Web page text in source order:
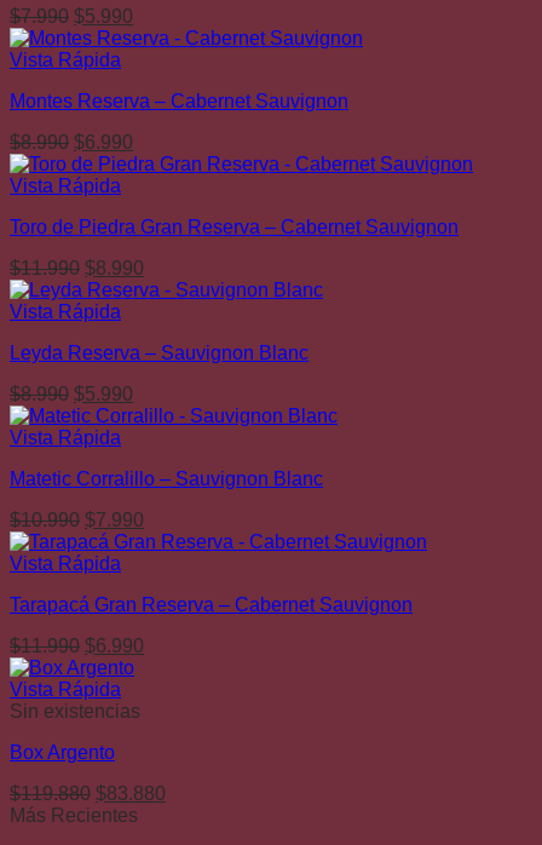
$7.990 El
precio
original
$7.990.
$5.990
precio
$5.990.
Vista Rápida
Montes Reserva – Cabernet Sauvignon
$8.990 El
precio
original
$8.990.
$6.990
precio
$6.990.
Vista Rápida
Toro de Piedra Gran Reserva – Cabernet Sauvignon
$11.990 El
precio
original
$11.990.
$8.990
precio
$8.990.
Vista Rápida
Leyda Reserva – Sauvignon Blanc
$8.990 El
precio
original
$8.990.
$5.990
precio
$5.990.
Vista Rápida
Matetic Corralillo – Sauvignon Blanc
$10.990 El
precio
original
$10.990.
$7.990
precio
$7.990.
Vista Rápida
Tarapacá Gran Reserva – Cabernet Sauvignon
$11.990 El
precio
original
era:
$6.990
Vista Rápida
Sin existencias
Box Argento
$119.880 El
precio
$83.880
Más Recientes